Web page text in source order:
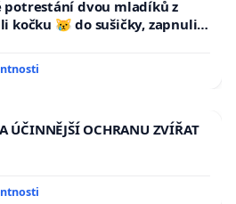
potrestání dvou mladíků z
kočku 😿 do sušičky, zapnuli ji
ÚČINNĚJŠÍ OCHRANU ZVÍŘAT